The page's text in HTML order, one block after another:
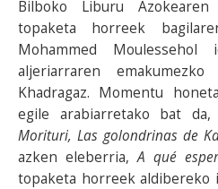
Bilboko Liburu
topaketa horreek
Mohammed
aljeriarraren
Khadragaz. Momentu
egile arabiarretako bat
Morituri, Las golondrinas de
azken eleberria,A qué
topaketa horreek aldibereko